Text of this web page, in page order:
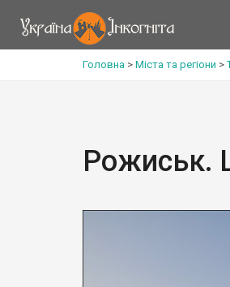
Головна > Міста та регіони >
Рожиськ.